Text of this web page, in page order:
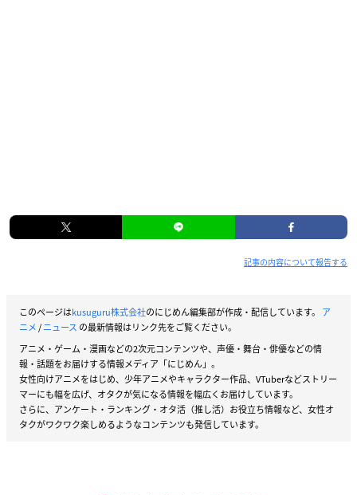
記事の内容について報告する
このページはkusuguru株式会社のにじめん編集部が作成・配信しています。 ア
ニメ/ニュース の最新情報はリンク先をご覧ください。
アニメ・ゲーム・漫画などの2次元コンテンツや、声優・舞台・俳優などの情
報・話題をお届けする情報メディア「にじめん」。
女性向けアニメをはじめ、少年アニメやキャラクター作品、VTuberなどストリー
マーにも幅を広げ、オタクが気になる情報を幅広くお届けしています。
さらに、アンケート・ランキング・オタ活（推し活）お役立ち情報など、女性オ
タクがワクワク楽しめるようなコンテンツも発信しています。